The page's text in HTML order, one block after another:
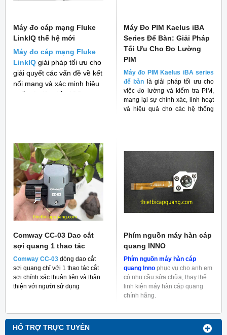
HỔ TRỢ TRỰC TUYẾN
Máy đo cáp mạng Fluke
LinkIQ thế hệ mới
Máy đo cáp mạng Fluke
LinkIQ giải pháp tối ưu cho
giải quyết các vấn đề về kết
nối mạng và xác minh hiệu
suất cáp lên đến 10G
Máy Đo PIM Kaelus iBA
Series Để Bàn: Giải Pháp
Tối Ưu Cho Đo Lường
PIM
Máy đo PIM Kaelus iBA series
để bàn là giải pháp tối ưu cho
việc đo lường và kiểm tra PIM,
mang lại sự chính xác, linh hoạt
và hiệu quả cho các hệ thống
Comway CC-03 Dao cắt
sợi quang 1 thao tác
Comway CC-03 dòng dao cắt
sợi quang chỉ với 1 thao tác cắt
sợi chính xác thuận tiện và thân
thiện với người sử dụng
Phím nguồn máy hàn cáp
quang INNO
Phím nguồn máy hàn cáp
quang Inno phục vụ cho anh em
có nhu cầu sửa chữa, thay thế
linh kiện máy hàn cáp quang
chính hãng.